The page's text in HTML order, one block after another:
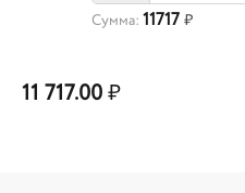
Сумма: 11717 ₽
11 717.00₽